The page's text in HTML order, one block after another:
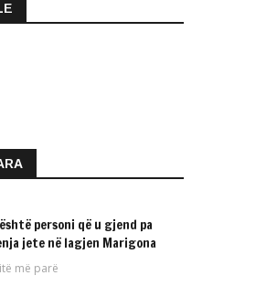
personi që u gjend pa
jete në lagjen Marigona
më parë